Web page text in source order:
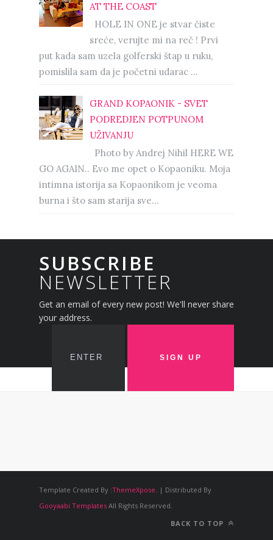
AT THE COAST
HOLE IN ONE je stvar čiste
sreće, verujte mi na reč ! Prvi
put kada sam uzela golferski štap u ruku,
pomislila sam da je početni udarac ...
GRAND KOPAONIK - SVET
PODREDJEN POTPUNOM
UŽIVANJU
Photo by Andrej Nihil HERE WE
GO AGAIN.. Evo me opet o Kopaoniku. Moja
intimna istorija sa Kopaonikom je veoma
burna i što sam starija sve...
SUBSCRIBE
NEWSLETTER
Get an email of every new post! We'll never share
your address.
Template Created By :ThemeXpose. | Distributed By
Gooyaabi Templates All Rights Reserved.
BACK TO TOP